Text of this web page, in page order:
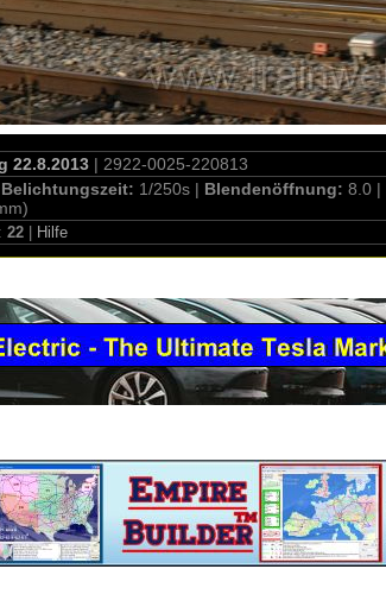
22.8.2013| 2922-0025-220813
Belichtungszeit: 1/250s | Blendenöffnung: 8.0 |
22 Hilfe